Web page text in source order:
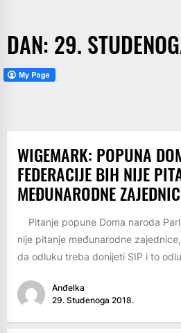
DAN: 29.
WIGEMARK: POPUNA
FEDERACIJE BIH NIJE
MEĐUNARODNE
Pitanje popune Doma naroda
nije pitanje međunarodne
da odluku treba donijeti SIP i to
Anđelka
29. Studenoga 2018.